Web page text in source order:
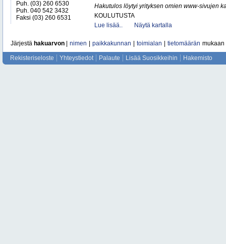
Puh. (03) 260 6530
Puh. 040 542 3432
Faksi (03) 260 6531
Hakutulos löytyi yrityksen omien www-sivujen
KOULUTUSTA
Lue lisää..
Näytä kartalla
Järjestä hakuarvon nimen paikkakunnan toimialan tietomäärän mukaan
Rekisteriseloste Yhteystiedot Palaute Lisää Suosikkeihin Hakemisto